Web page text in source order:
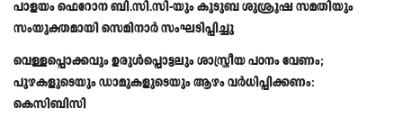
പാളയം ഫെറോന ബി.സി.സി-യും കുടുബ ശുശ്രൂഷ സമതിയും
സംയുക്തമായി സെമിനാർ സംഘടിപ്പിച്ചു
വെള്ളപ്പൊക്കവും ഉരുള്‍പ്പൊട്ടലും ശാസ്ത്രീയ പഠനം വേണം;
പുഴകളുടെയും ഡാമുകളുടെയും ആഴം വര്‍ധിപ്പിക്കണം:
കെസിബിസി